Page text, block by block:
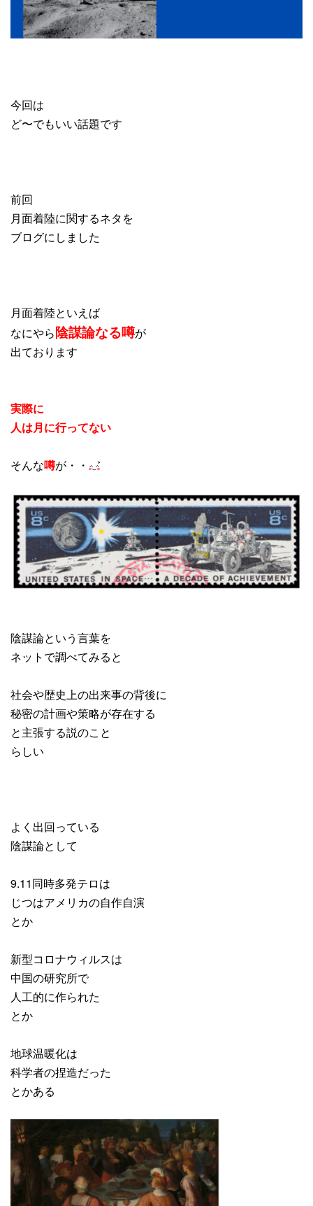
今回は
ど〜でもいい話題です
前回
月面着陸に関するネタを
ブログにしました
月面着陸といえば
なにやら陰謀論なる噂が
出ております
実際に
人は月に行ってない
そんな噂が・・
陰謀論という言葉を
ネットで調べてみると
社会や歴史上の出来事の背後に
秘密の計画や策略が存在する
と主張する説のこと
らしい
よく出回っている
陰謀論として
9.11同時多発テロは
じつはアメリカの自作自演
とか
新型コロナウィルスは
中国の研究所で
人工的に作られた
とか
地球温暖化は
科学者の捏造だった
とかある